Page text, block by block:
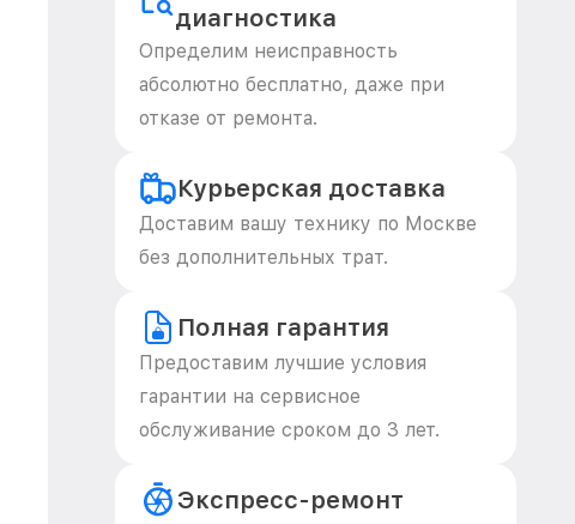
диагностика
Определим неисправность
абсолютно бесплатно, даже при
отказе от ремонта.
Курьерская доставка
Доставим вашу технику по Москве
без дополнительных трат.
Полная гарантия
Предоставим лучшие условия
гарантии на сервисное
обслуживание сроком до 3 лет.
Экспресс-ремонт